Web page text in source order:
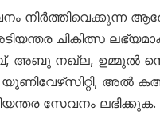
നിർത്തിവെക്കുന്ന
ചികിത്സ
അബു നഖ്‌ല, ഉമ്മുൽ
അൽ
സേവനം ലഭിക്കുക.